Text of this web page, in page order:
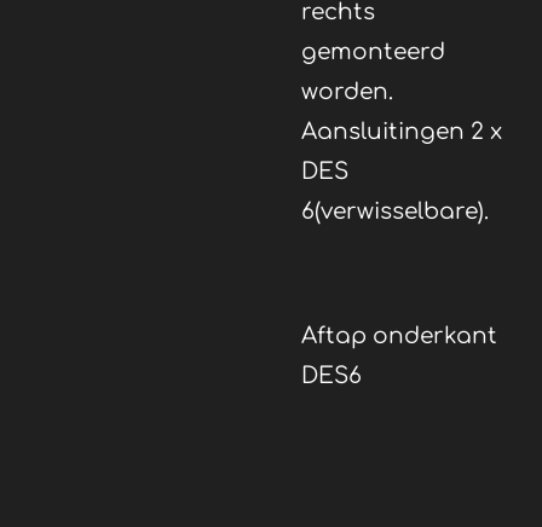
rechts
gemonteerd
worden.
Aansluitingen 2 x
DES
6(verwisselbare).
Aftap onderkant
DES6